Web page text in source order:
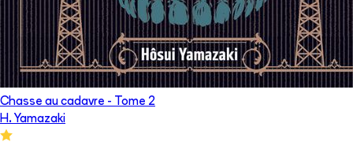
Chasse au cadavre - Tome 2
H. Yamazaki